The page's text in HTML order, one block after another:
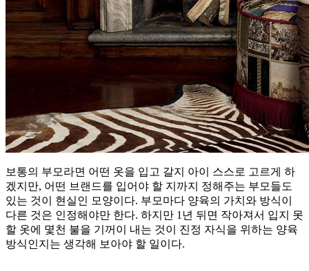
보통의 부모라면 어떤 옷을 입고 갈지 아이 스스로 고르게 하
겠지만, 어떤 브랜드를 입어야 할 지까지 정해주는 부모들도
있는 것이 현실인 모양이다. 부모마다 양육의 가치와 방식이
다른 것은 인정해야만 한다. 하지만 1년 뒤면 작아져서 입지 못
할 옷에 몇천 불을 기꺼이 내는 것이 진정 자식을 위하는 양육
방식인지는 생각해 보아야 할 일이다.